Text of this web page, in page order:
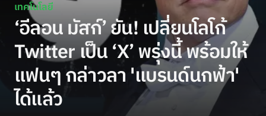
เทคโนโลยี
‘อีลอน มัสก์’ ยัน! เปลี่ยนโลโก้
Twitter เป็น ‘X’ พรุ่งนี้ พร้อมให้
แฟนๆ กล่าวลา 'แบรนด์นกฟ้า'
ได้แล้ว